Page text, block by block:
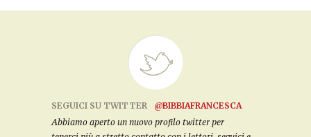
SEGUICI SU TWITTER
@BIBBIAFRANCESCA
Abbiamo aperto un nuovo profilo twitter per